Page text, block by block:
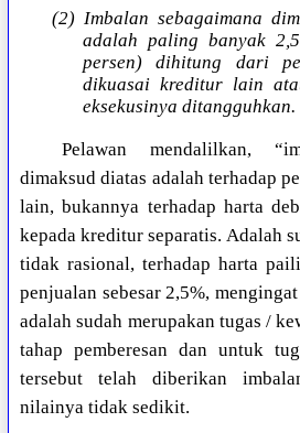
(2) Imbalan sebagaimana
adalah paling banyak
persen) dihitung dari
dikuasai kreditur lain
eksekusinya ditangguhkan.
Pelawan mendalilkan,
dimaksud diatas adalah terhadap
lain, bukannya terhadap harta
kepada kreditur separatis. Adalah
tidak rasional, terhadap harta
penjualan sebesar 2,5%,
adalah sudah merupakan tugas /
tahap pemberesan dan untuk
tersebut telah diberikan
nilainya tidak sedikit.